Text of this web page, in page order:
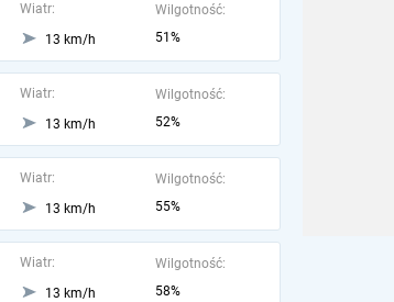
Wiatr:
13 km/h
Wilgotność:
51%
Wiatr:
13 km/h
Wilgotność:
52%
Wiatr:
13 km/h
Wilgotność:
55%
Wiatr:
13 km/h
Wilgotność:
58%